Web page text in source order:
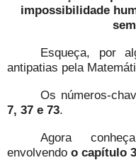
impossibilidade
Esqueça, por
antipatias pela
Os números-
7, 37 e 73.
Agora
envolvendo o capítulo